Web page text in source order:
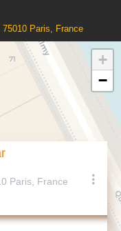
75010 Paris, France
Paris, France
+
−